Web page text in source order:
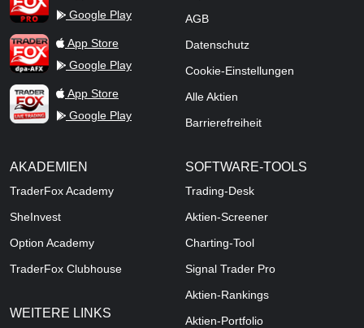
Google Play
TraderFox dpa-AFX ProFeed
App Store
Google Play
TraderFox Live Trading
App Store
Google Play
AGB
Datenschutz
Cookie-Einstellungen
Alle Aktien
Barrierefreiheit
AKADEMIEN
TraderFox Academy
SheInvest
Option Academy
TraderFox Clubhouse
WEITERE LINKS
SOFTWARE-TOOLS
Trading-Desk
Aktien-Screener
Charting-Tool
Signal Trader Pro
Aktien-Rankings
Aktien-Portfolio